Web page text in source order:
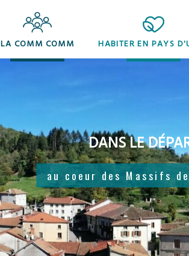
LA COMM COMM HABITER EN PAYS
DANS LE
au coeur des Massifs